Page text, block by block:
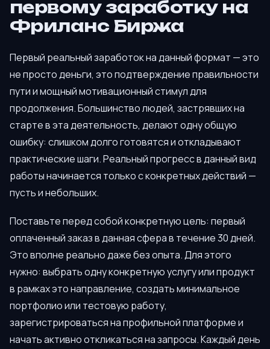
первому заработку на
Фриланс Биржа
Первый реальный заработок на данный формат — это
не просто деньги, это подтверждение правильности
пути и мощный мотивационный стимул для
продолжения. Большинство людей, застрявших на
старте в эта деятельность, делают одну общую
ошибку: слишком долго готовятся и откладывают
практические шаги. Реальный прогресс в данный вид
работы начинается только с конкретных действий —
пусть и небольших.
Поставьте перед собой конкретную цель: первый
оплаченный заказ в данная сфера в течение 30 дней.
Это вполне реально даже без опыта. Для этого
нужно: выбрать одну конкретную услугу или продукт
в рамках это направление, создать минимальное
портфолио или тестовую работу,
зарегистрироваться на профильной платформе и
начать активно откликаться на запросы. Каждый день